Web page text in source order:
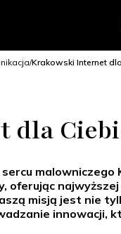
Krakowski Internet
dla
malowniczego
oferując
misją jest nie
innowacji,